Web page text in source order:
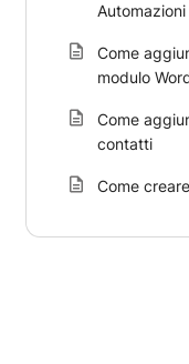
Automazioni
Come
modulo
Come
contatti
Come